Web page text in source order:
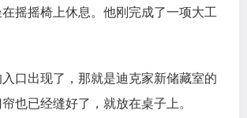
摇摇椅上休息。他刚完成了一项大工
口出现了，那就是迪克家新储藏室的
也已经缝好了，就放在桌子上。